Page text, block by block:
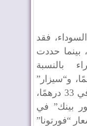
فقد
31 درهمًا، بينما حددت
بالنسبة
في 35 درهمًا، و“سيزار”
في 32 درهمًا، و“الريف” في 33 درهمًا،
بينك” في
“فورتونا”